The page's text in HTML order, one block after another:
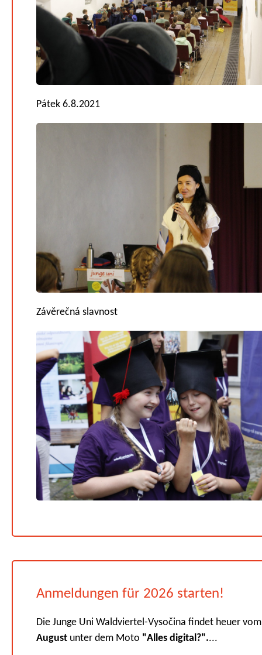
Pátek 6.8.2021
Závěrečná slavnost
Anmeldungen für 2026 starten!
Die Junge Uni Waldviertel-Vysočina findet heuer
August unter dem Moto "Alles digital?"....